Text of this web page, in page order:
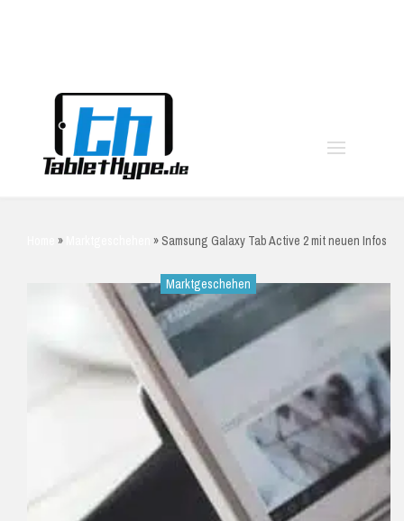
» » Samsung Galaxy Tab Active 2 mit neuen Infos
Marktgeschehen